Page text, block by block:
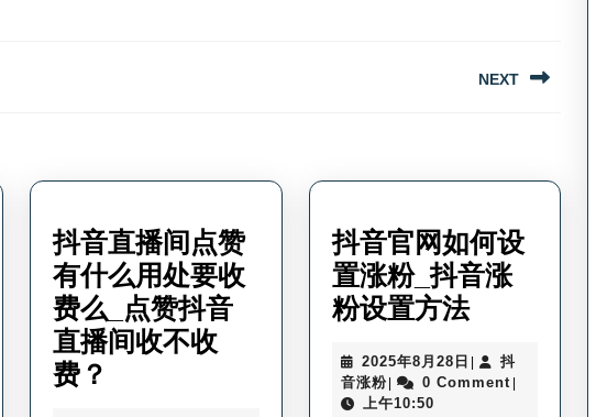
NEXT
抖音直播间点赞
有什么用处要收
费么_点赞抖音
直播间收不收
费？
抖音官网如何设
置涨粉_抖音涨
粉设置方法抖
官
2025年8月28日 2025
年
抖
音涨粉抖
音
0 Comment
上午10:50